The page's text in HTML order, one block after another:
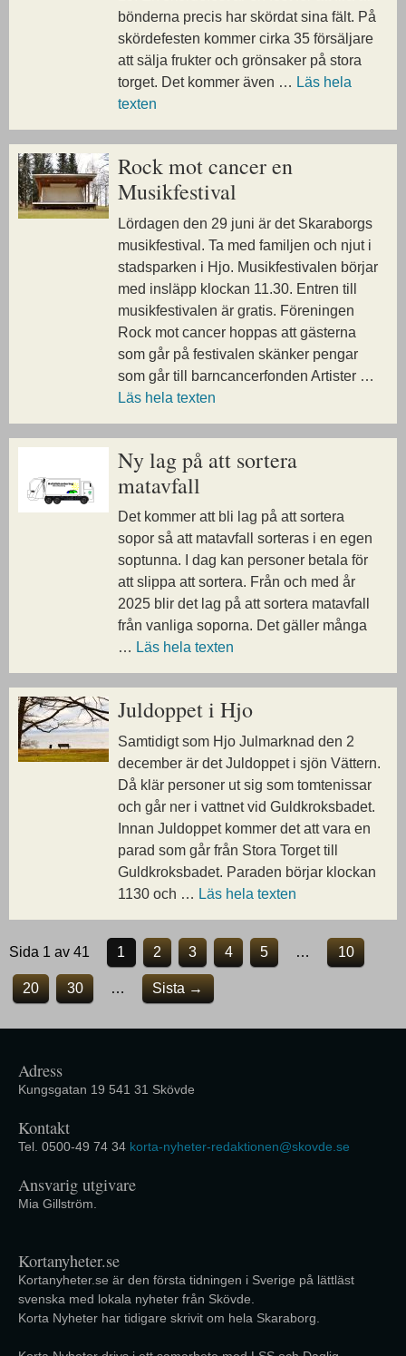
bönderna precis har skördat sina fält. På
skördefesten kommer cirka 35 försäljare
att sälja frukter och grönsaker på stora
torget. Det kommer även … Läs hela
texten
Rock mot cancer en
Musikfestival
Lördagen den 29 juni är det Skaraborgs
musikfestival. Ta med familjen och njut i
stadsparken i Hjo. Musikfestivalen börjar
med insläpp klockan 11.30. Entren till
musikfestivalen är gratis. Föreningen
Rock mot cancer hoppas att gästerna
som går på festivalen skänker pengar
som går till barncancerfonden Artister …
Läs hela texten
Ny lag på att sortera
matavfall
Det kommer att bli lag på att sortera
sopor så att matavfall sorteras i en egen
soptunna. I dag kan personer betala för
att slippa att sortera. Från och med år
2025 blir det lag på att sortera matavfall
från vanliga soporna. Det gäller många
… Läs hela texten
Juldoppet i Hjo
Samtidigt som Hjo Julmarknad den 2
december är det Juldoppet i sjön Vättern.
Då klär personer ut sig som tomtenissar
och går ner i vattnet vid Guldkroksbadet.
Innan Juldoppet kommer det att vara en
parad som går från Stora Torget till
Guldkroksbadet. Paraden börjar klockan
1130 och … Läs hela texten
Sida 1 av 41 1 2 3 4 5 … 10
20 30 … Sista →
Adress
Kungsgatan 19 541 31 Skövde
Kontakt
Tel. 0500-49 74 34 korta-nyheter-redaktionen@skovde.se
Ansvarig utgivare
Mia Gillström.
Kortanyheter.se
Kortanyheter.se är den första tidningen i Sverige på lättläst
svenska med lokala nyheter från Skövde.
Korta Nyheter har tidigare skrivit om hela Skaraborg.